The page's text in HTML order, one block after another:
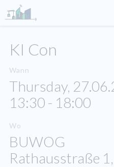
KI Con
Wann
Thursday,
13:30 - 18:00
Wo
BUWOG
Rathausstraße